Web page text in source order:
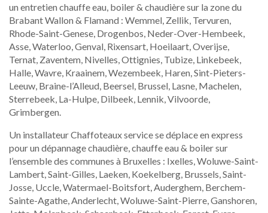
un entretien chauffe eau, boiler & chaudière sur la zone du
Brabant Wallon & Flamand : Wemmel, Zellik, Tervuren,
Rhode-Saint-Genese, Drogenbos, Neder-Over-Hembeek,
Asse, Waterloo, Genval, Rixensart, Hoeilaart, Overijse,
Ternat, Zaventem, Nivelles, Ottignies, Tubize, Linkebeek,
Halle, Wavre, Kraainem, Wezembeek, Haren, Sint-Pieters-
Leeuw, Braine-l’Alleud, Beersel, Brussel, Lasne, Machelen,
Sterrebeek, La-Hulpe, Dilbeek, Lennik, Vilvoorde,
Grimbergen.
Un installateur Chaffoteaux service se déplace en express
pour un dépannage chaudière, chauffe eau & boiler sur
l’ensemble des communes à Bruxelles : Ixelles, Woluwe-Saint-
Lambert, Saint-Gilles, Laeken, Koekelberg, Brussels, Saint-
Josse, Uccle, Watermael-Boitsfort, Auderghem, Berchem-
Sainte-Agathe, Anderlecht, Woluwe-Saint-Pierre, Ganshoren,